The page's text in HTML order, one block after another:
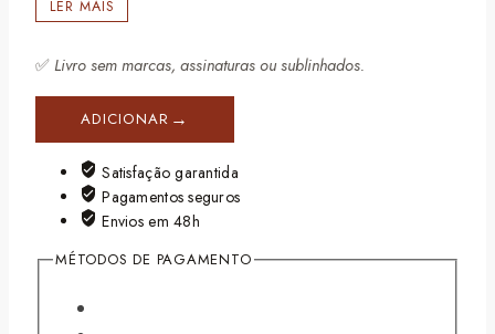
sol ardente, desfrutando um aperitivo nocturno ou uma longa e
LER MAIS
✅Livro sem marcas, assinaturas ou sublinhados.
ADICIONAR
Satisfação garantida
Pagamentos seguros
Envios em 48h
MÉTODOS DE PAGAMENTO